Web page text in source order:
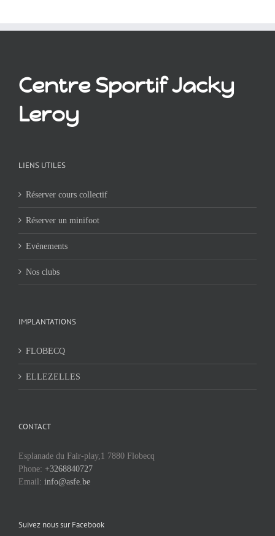
Centre Sportif Jacky
Leroy
LIENS UTILES
Réserver cours collectif
Réserver un minifoot
Evénements
Nos clubs
IMPLANTATIONS
FLOBECQ
ELLEZELLES
CONTACT
Esplanade du Fair-play,1 7880 Flobecq
Phone: +3268840727
Email: info@asfe.be
Suivez nous sur Facebook